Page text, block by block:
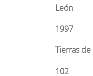
León
1997
Tierras
102